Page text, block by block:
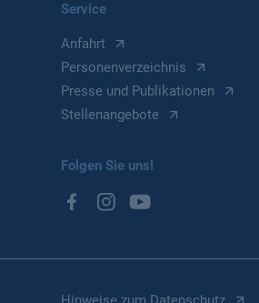
Service
Anfahrt
Personenverzeichnis
Presse und Publikationen
Stellenangebote
Folgen Sie uns!